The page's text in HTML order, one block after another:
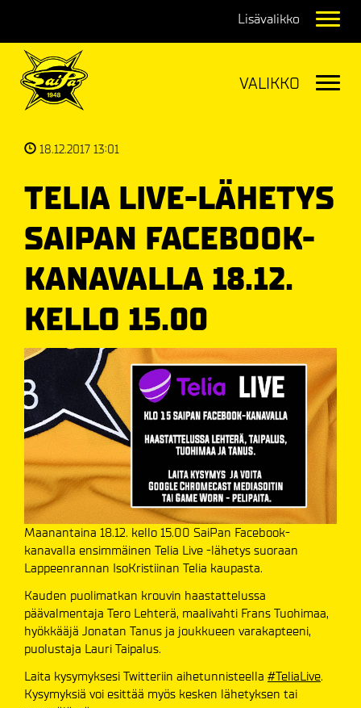
18.12.2017 13:01
TELIA LIVE-LÄHETYS
SAIPAN FACEBOOK-
KANAVALLA 18.12.
KELLO 15.00
Maanantaina 18.12. kello 15.00 SaiPan Facebook-
kanavalla ensimmäinen Telia Live -lähetys suoraan
Lappeenrannan IsoKristiinan Telia kaupasta.
Kauden puolimatkan krouvin haastattelussa
päävalmentaja Tero Lehterä, maalivahti Frans Tuohimaa,
hyökkääjä Jonatan Tanus ja joukkueen varakapteeni,
puolustaja Lauri Taipalus.
Laita kysymyksesi Twitteriin aihetunnisteella #TeliaLive.
Kysymyksiä voi esittää myös kesken lähetyksen tai